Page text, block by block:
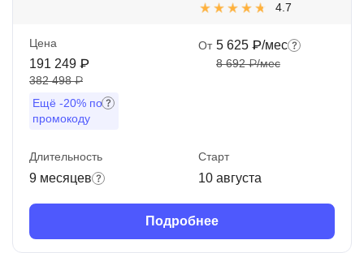
4.7
Цена
191 249 ₽
382 498 ₽
Ещё -20% по
промокоду
От 5 625 ₽/мес
8 692 ₽/мес
Длительность
9 месяцев
Старт
10 августа
Подробнее